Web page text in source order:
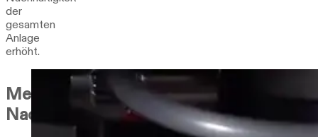
der
gesamten
Anlage
erhöht.
Mehr
Nachrichten